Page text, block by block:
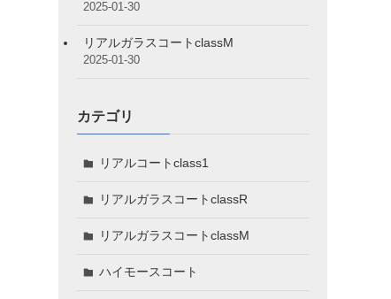
2025-01-30
リアルガラスコートclassM
2025-01-30
カテゴリ
リアルコートclass1
リアルガラスコートclassR
リアルガラスコートclassM
ハイモースコート